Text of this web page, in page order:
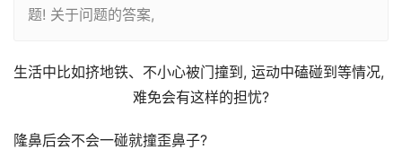
题! 关于问题的答案,
生活中比如挤地铁、不小心被门撞到, 运动中磕碰到等情况,
难免会有这样的担忧?
隆鼻后会不会一碰就撞歪鼻子?